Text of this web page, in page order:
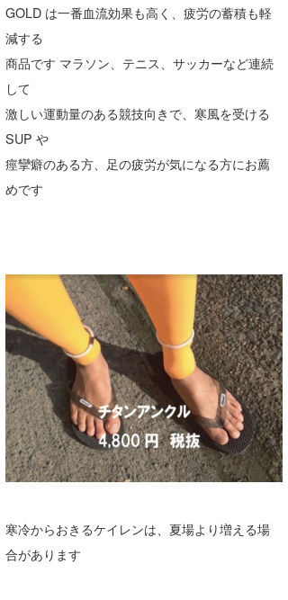
GOLD は一番血流効果も高く、疲労の蓄積も軽
減する
商品です マラソン、テニス、サッカーなど連続
して
激しい運動量のある競技向きで、寒風を受ける
SUP や
痙攣癖のある方、足の疲労が気になる方にお薦
めです
寒冷からおきるケイレンは、夏場より増える場
合があります